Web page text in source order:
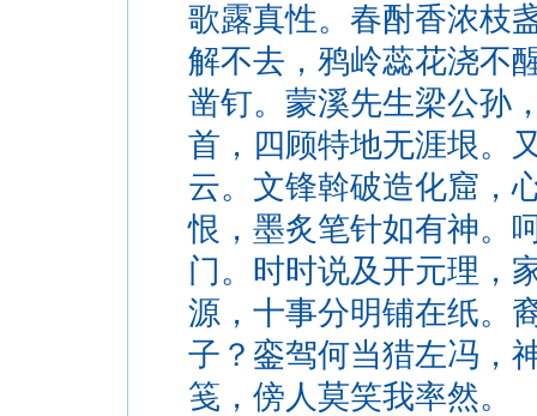
歌露真性。春酎香浓枝
解不去，鸦岭蕊花浇不
凿钉。蒙溪先生梁公孙
首，四顾特地无涯垠。
云。文锋斡破造化窟，
恨，墨炙笔针如有神。
门。时时说及开元理，
源，十事分明铺在纸。
子？銮驾何当猎左冯，
笺，傍人莫笑我率然。